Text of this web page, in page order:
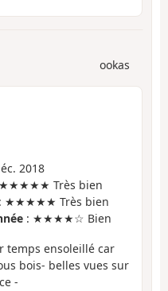
ookas
2018
Très bien
: ★★★★★ Très bien
: ★★★★☆ Bien
temps ensoleillé car
bois- belles vues sur
-